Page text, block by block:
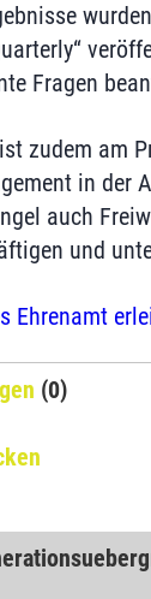
Fragen
zudem am
in der
auch
und
Ehrenamt
(0)